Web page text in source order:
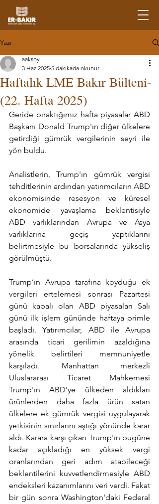
Yazı
Haftalık LME Bakır Bülteni-
(22. Hafta 2025)
aaksoy
3 Haz 2025 5 dakikada okunur
Geride bıraktığımız hafta piyasalar ABD
Başkanı Donald Trump'ın diğer ülkelere
getirdiği gümrük vergilerinin seyri ile
yön buldu.
Analistlerin, Trump'ın gümrük vergisi
tehditlerinin ardından yatırımcıların ABD
ekonomisinde resesyon ve küresel
ekonomide yavaşlama beklentisiyle
ABD varlıklarından Avrupa ve Asya
varlıklarına geçiş yaptıklarını
belirtmesiyle bu borsalarında yükseliş
görülmüştü.
Trump’ın Avrupa tarafına koyduğu ek
vergileri ertelemesi sonrası Pazartesi
günü kapalı olan ABD piyasaları Salı
günü ilk işlem gününde haftaya primle
başladı. Yatırımcılar, ABD ile Avrupa
arasında ticari gerilimin azaldığına
yönelik belirtileri memnuniyetle
karşıladı. Manhattan merkezli
Uluslararası Ticaret Mahkemesi
Trump'ın ABD'ye ülkeden aldıkları
ürünlerden daha fazla ürün satan
ülkelere ek gümrük vergisi uygulayarak
yetkisinin sınırlarını aştığı yönünde karar
aldı. Karara karşı çıkan Trump'ın bugüne
kadar açıkladığı en yüksek vergi
oranlarından geri adım atabileceği
beklentilerini kuvvetlendirmesiyle ABD
endeksleri kazanımlarını veri verdi. Fakat
bir gün sonra Washington'daki Federal